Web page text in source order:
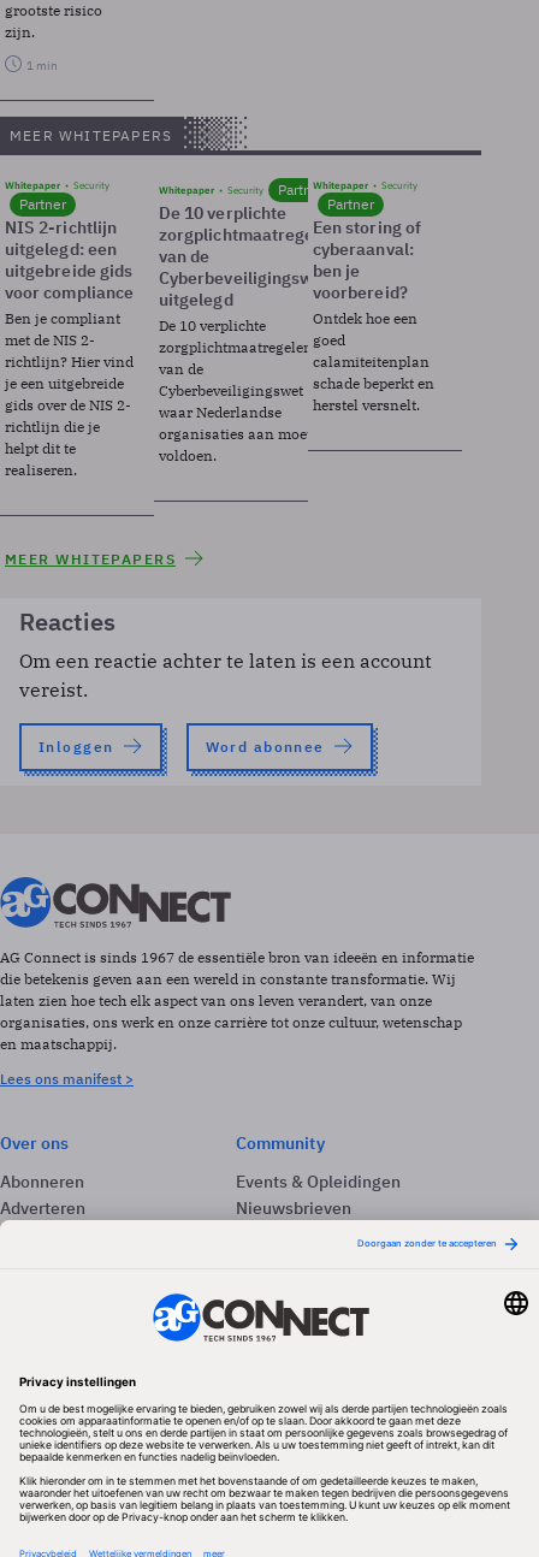
grootste risico
zijn.
1 min
MEER WHITEPAPERS
Whitepaper Security
Partner
NIS 2-richtlijn
uitgelegd: een
uitgebreide gids
voor compliance
Ben je compliant
met de NIS 2-
richtlijn? Hier vind
je een uitgebreide
gids over de NIS 2-
richtlijn die je
helpt dit te
realiseren.
Whitepaper Security Partner
De 10 verplichte
zorgplichtmaatregelen
van de
Cyberbeveiligingswet
uitgelegd
De 10 verplichte
zorgplichtmaatregelen
van de
Cyberbeveiligingswet
waar Nederlandse
organisaties aan moeten
voldoen.
Whitepaper Security
Partner
Een storing of
cyberaanval:
ben je
voorbereid?
Ontdek hoe een
goed
calamiteitenplan
schade beperkt en
herstel versnelt.
MEER WHITEPAPERS
Reacties
Om een reactie achter te laten is een account
vereist.
Inloggen Word abonnee
AG Connect is sinds 1967 de essentiële bron van ideeën en informatie
die betekenis geven aan een wereld in constante transformatie. Wij
laten zien hoe tech elk aspect van ons leven verandert, van onze
organisaties, ons werk en onze carrière tot onze cultuur, wetenschap
en maatschappij.
Lees ons manifest >
Over ons
Abonneren
Adverteren
Community
Events & Opleidingen
Nieuwsbrieven
Redactionele partner